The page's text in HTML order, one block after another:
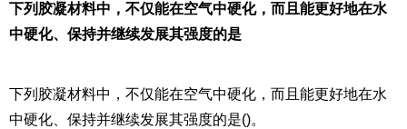
下列胶凝材料中，不仅能在空气中硬化，而且能更好地在水
中硬化、保持并继续发展其强度的是
下列胶凝材料中，不仅能在空气中硬化，而且能更好地在水
中硬化、保持并继续发展其强度的是()。